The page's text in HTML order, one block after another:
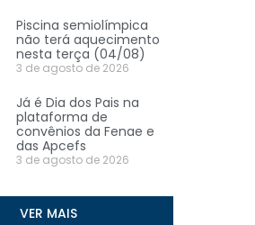
Piscina semiolímpica
não terá aquecimento
nesta terça (04/08)
3 de agosto de 2026
Já é Dia dos Pais na
plataforma de
convênios da Fenae e
das Apcefs
3 de agosto de 2026
VER MAIS